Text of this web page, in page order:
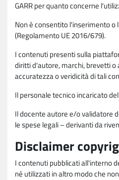
GARR per quanto concerne
Non è consentito l'inserimento o
(Regolamento UE 2016/679).
I contenuti presenti sulla
diritti d'autore, marchi, brevetti o
accuratezza o veridicità di tali
Il personale tecnico incaricato
Il docente autore e/o validatore
le spese legali – derivanti da
Disclaimer
I contenuti pubblicati all'interno
né utilizzati in altro modo che